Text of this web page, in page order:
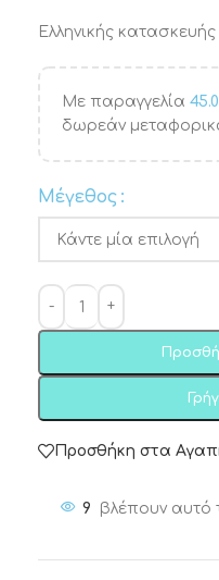
Ελληνικής
Με παραγγελία
δωρεάν
Μέγεθος
Προσθήκη στα
9 βλέπουν αυτό